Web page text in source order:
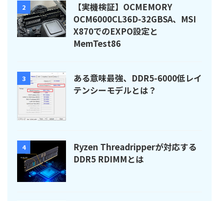
2
【実機検証】OCMEMORY
OCM6000CL36D-32GBSA、MSI
X870でのEXPO設定と
MemTest86
3
ある意味最強、DDR5-6000低レイ
テンシーモデルとは？
4
Ryzen Threadripperが対応する
DDR5 RDIMMとは